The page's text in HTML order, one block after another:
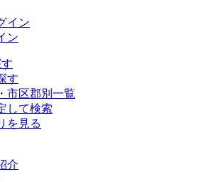
イン
ン
す
市区郡別一覧
して検索
を見る
介